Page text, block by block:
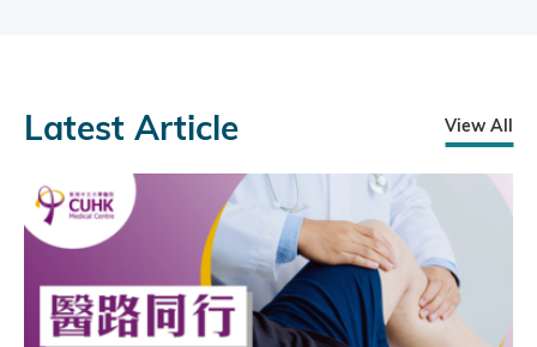
Latest Article View All